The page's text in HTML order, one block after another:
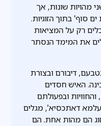
מהויות שונות, אך
סוף' בתוך הזוגיות.
רק על המציאות
את המימד הנסתר
דיבורם ובצורת
האיש חסדים
ובפעולתם
דאתכסיא', מגלים
הם מהות אחת. הם